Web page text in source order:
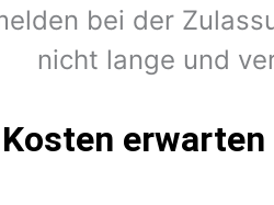
bei der
nicht lange und